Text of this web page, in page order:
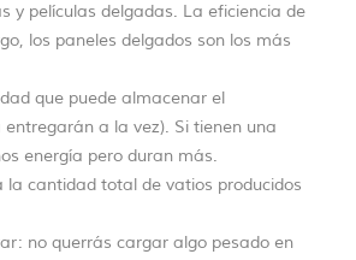
y películas delgadas. La eficiencia de
los paneles delgados son los más
que puede almacenar el
a la vez). Si tienen una
energía pero duran más.
la cantidad total de vatios producidos
no querrás cargar algo pesado en